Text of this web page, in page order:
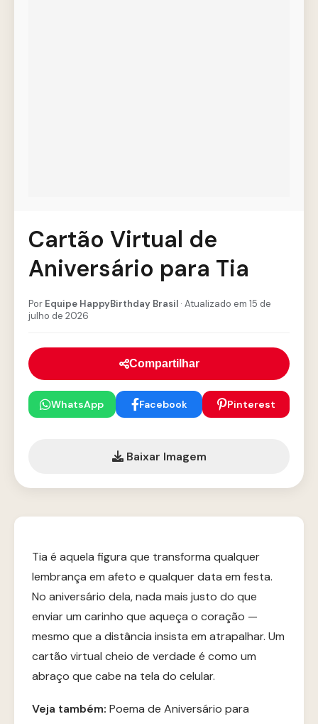
Cartão Virtual de
Aniversário para Tia
Por Equipe HappyBirthday Brasil · Atualizado em 15 de
julho de 2026
Compartilhar
WhatsApp Facebook Pinterest
Baixar Imagem
Tia é aquela figura que transforma qualquer
lembrança em afeto e qualquer data em festa.
No aniversário dela, nada mais justo do que
enviar um carinho que aqueça o coração —
mesmo que a distância insista em atrapalhar. Um
cartão virtual cheio de verdade é como um
abraço que cabe na tela do celular.
Veja também: Poema de Aniversário para